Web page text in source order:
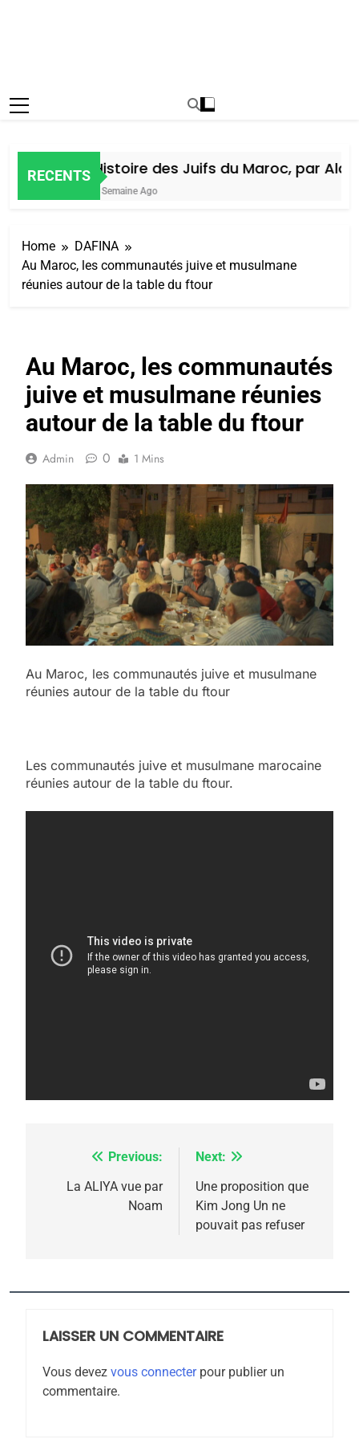
RECENTSHistoire des Juifs du Maroc, par Alain
1 Semaine Ago
Home
DAFINA
Au Maroc, les communautés juive et musulmane
réunies autour de la table du ftour
Au Maroc, les communautés
juive et musulmane réunies
autour de la table du ftour
Admin 0 1 Mins
Au Maroc, les communautés juive et musulmane
réunies autour de la table du ftour
Les communautés juive et musulmane marocaine
réunies autour de la table du ftour.
NavigationPrevious:
La ALIYA vue par
Noam
Next:
Une proposition que
Kim Jong Un ne
pouvait pas refuser
LAISSER UN COMMENTAIRE
Vous devez vous connecterpour publier un
commentaire.
2025, l’année la plus
rapport d’ADL contre
FRANCE ISRAÉL
6